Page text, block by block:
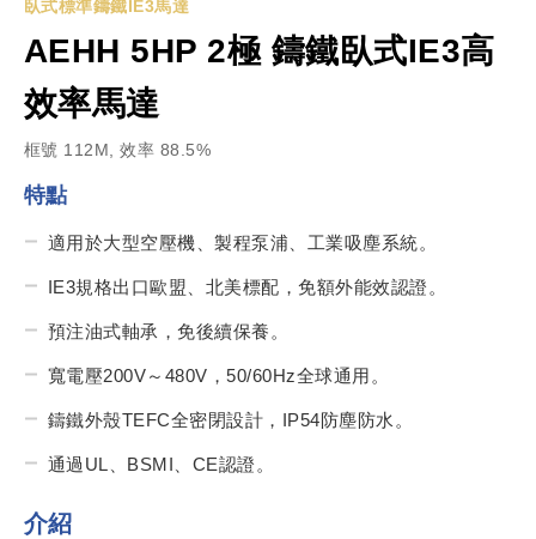
臥式標準鑄鐵IE3馬達
AEHH 5HP 2極 鑄鐵臥式IE3高
效率馬達
框號 112M, 效率 88.5%
特點
適用於大型空壓機、製程泵浦、工業吸塵系統。
IE3規格出口歐盟、北美標配，免額外能效認證。
預注油式軸承，免後續保養。
寬電壓200V～480V，50/60Hz全球通用。
鑄鐵外殼TEFC全密閉設計，IP54防塵防水。
通過UL、BSMI、CE認證。
介紹